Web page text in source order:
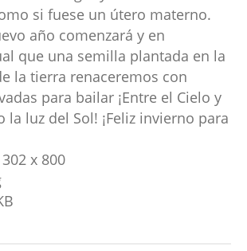
si fuese un útero materno.
año comenzará y en
que una semilla plantada en la
la tierra renaceremos con
para bailar ¡Entre el Cielo y
la luz del Sol! ¡Feliz invierno para
x 800